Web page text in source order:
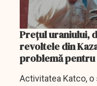
Prețul uraniului,
revoltele din
problemă
Activitatea Katco,